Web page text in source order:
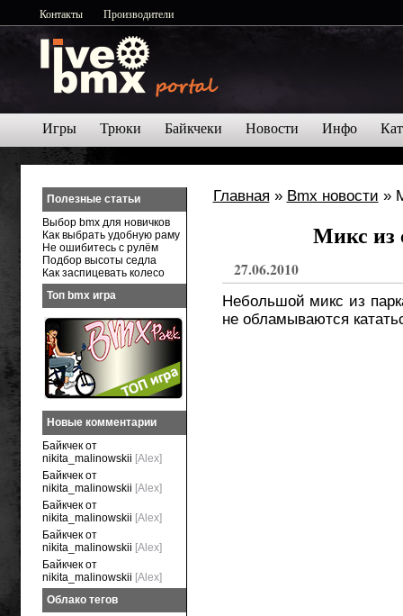
Контакты Производители
Игры Трюки Байкчеки Новости Инфо
Главная » Bmx новости »
Микс из
27.06.2010
Небольшой микс из
не обламываются
Полезные статьи
Выбор bmx для новичков
Как выбрать удобную раму
Не ошибитесь с рулём
Подбор высоты седла
Как заспицевать колесо
Топ bmx игра
Новые комментарии
Байкчек от
nikita_malinowskii [Alex]
Байкчек от
nikita_malinowskii [Alex]
Байкчек от
nikita_malinowskii [Alex]
Байкчек от
nikita_malinowskii [Alex]
Байкчек от
nikita_malinowskii [Alex]
Облако тегов